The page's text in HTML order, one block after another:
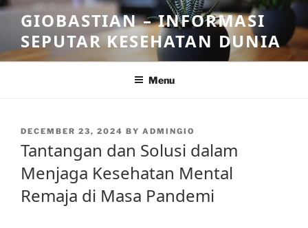
Skip
content
GIOBASTIAN – INFORMASI
SEPUTAR KESEHATAN DUNIA
Menu
POSTED
DECEMBER 23, 2024 BY ADMINGIO
Tantangan dan Solusi dalam
Menjaga Kesehatan Mental
Remaja di Masa Pandemi